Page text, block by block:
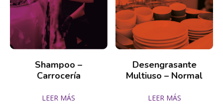
Shampoo –
Carrocería
LEER MÁS
Desengrasante
Multiuso – Normal
LEER MÁS